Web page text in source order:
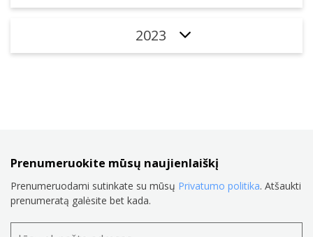
2023
Prenumeruokite mūsų naujienlaiškį
Prenumeruodami sutinkate su mūsų Privatumo politika. Atšaukti
prenumeratą galėsite bet kada.